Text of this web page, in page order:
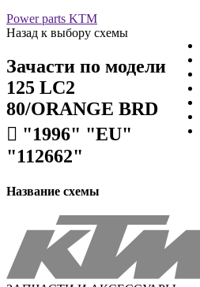
Power parts KTM
Назад к выбору схемы
Зачасти по модели
125 LC2
80/ORANGE BRD
󈧀 "1996" "EU"
"112662"
Название схемы